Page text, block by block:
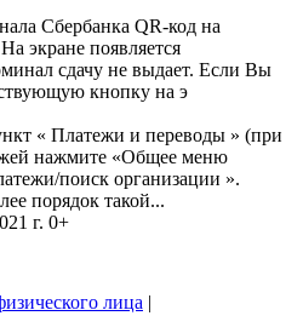
Сбербанка QR-код на
экране появляется
сдачу не выдает. Если Вы
кнопку на э
« Платежи и переводы » (при
нажмите «Общее меню
поиск организации ».
порядок такой...
2021 г. 0+
лица |